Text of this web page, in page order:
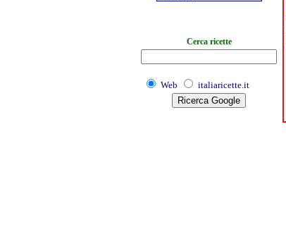
Cerca ricette
Web italiaricette.it